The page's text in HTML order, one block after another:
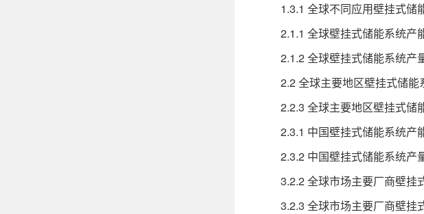
1.3.1 全球不同应用壁挂式储
2.1.1 全球壁挂式储能系统产能
2.1.2 全球壁挂式储能系统产量
2.2 全球主要地区壁挂式储能
2.2.3 全球主要地区壁挂式储能
2.3.1 中国壁挂式储能系统产能
2.3.2 中国壁挂式储能系统产量
3.2.2 全球市场主要厂商壁挂式
3.2.3 全球市场主要厂商壁挂式